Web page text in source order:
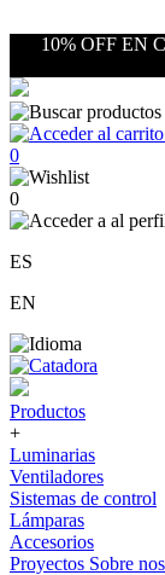
10% OFF EN
0
0
ES
EN
Productos
+
Luminarias
Ventiladores
Sistemas de control
Lámparas
Accesorios
Proyectos Sobre